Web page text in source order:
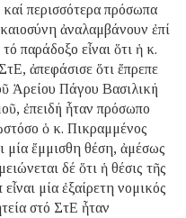
περισσότερα πρόσωπα
ἀναλαμβάνουν ἐπί
παράδοξο εἶναι ὅτι ἡ κ.
ἀπεφάσισε ὅτι ἔπρεπε
Ἀρείου Πάγου Βασιλική
ἐπειδή ἦταν πρόσωπο
ὁ κ. Πικραμμένος
μία ἔμμισθη θέση, ἀμέσως
δέ ὅτι ἡ θέσις τῆς
μία ἐξαίρετη νομικός
στό ΣτΕ ἦταν